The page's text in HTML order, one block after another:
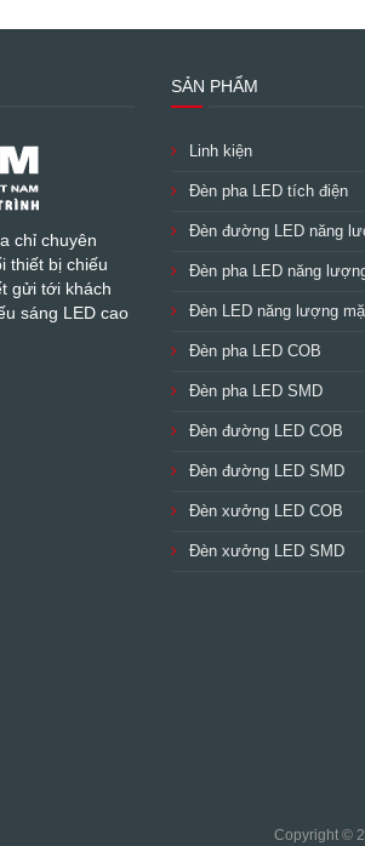
chỉ chuyên
thiết bị chiếu
gửi tới khách
sáng LED cao
SẢN PHẨM
Linh kiện
Đèn pha LED tích điện
Đèn đường LED năng
Đèn pha LED năng
Đèn LED năng lượng
Đèn pha LED COB
Đèn pha LED SMD
Đèn đường LED COB
Đèn đường LED SMD
Đèn xưởng LED COB
Đèn xưởng LED SMD
Copyright ©